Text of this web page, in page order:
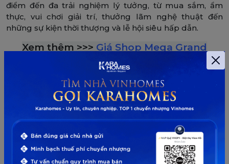
điểm đến đa trải nghiệm lý tưởng, từ mua sắm, ẩm
thực, vui chơi giải trí, thưởng lãm nghệ thuật đến
những sự kiện thời thượng và lễ hội siêu hấp dẫn.
Xem thêm >>> Giá Shop Mega Grand
World Hà Nội
Mới